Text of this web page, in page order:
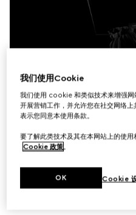
我们使用Cookie
我们使用 cookie 和类似技术来增强网
开展营销工作，并允许您在社交网络
表示您同意本使用条款。
要了解此类技术及其在本网站上的使
Cookie 政策。
Cookie
OK